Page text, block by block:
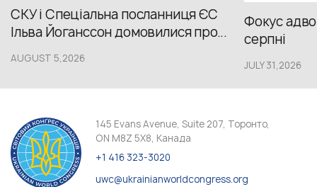
СКУ і Спеціальна посланниця ЄС
Ільва Йоганссон домовилися про...
AUGUST 5,2026
Фокус
серпні
JULY 31,2026
145 Evans Avenue, Suite 207, Торонто,
ON M8Z 5X8, Канада
+1 416 323-3020
uwc@ukrainianworldcongress.org